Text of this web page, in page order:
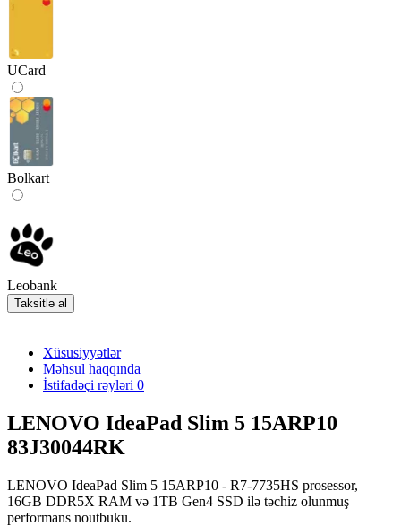
UCard
Bolkart
Leobank
Taksitlə al
Xüsusiyyətlər
Məhsul haqqında
İstifadəçi rəyləri 0
LENOVO IdeaPad Slim 5 15ARP10
83J30044RK
LENOVO IdeaPad Slim 5 15ARP10 - R7-7735HS prosessor,
16GB DDR5X RAM və 1TB Gen4 SSD ilə təchiz olunmuş
performans noutbuku.